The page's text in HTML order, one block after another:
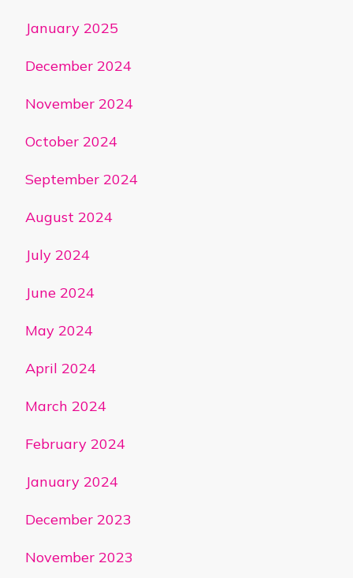
January 2025
December 2024
November 2024
October 2024
September 2024
August 2024
July 2024
June 2024
May 2024
April 2024
March 2024
February 2024
January 2024
December 2023
November 2023